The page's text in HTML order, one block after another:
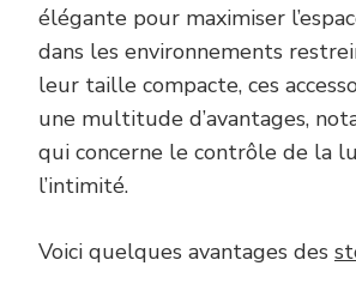
élégante pour maximiser
dans les environnements
leur taille compacte, ces
une multitude d’avantages,
qui concerne le contrôle de la
l’intimité.
Voici quelques avantages des